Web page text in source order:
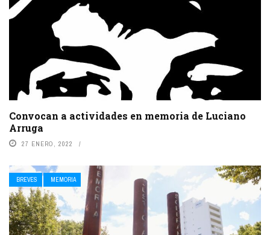
Convocan a actividades en memoria de Luciano
Arruga
27 ENERO, 2022
BREVES MEMORIA